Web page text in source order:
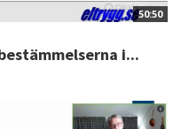
50:50
i...